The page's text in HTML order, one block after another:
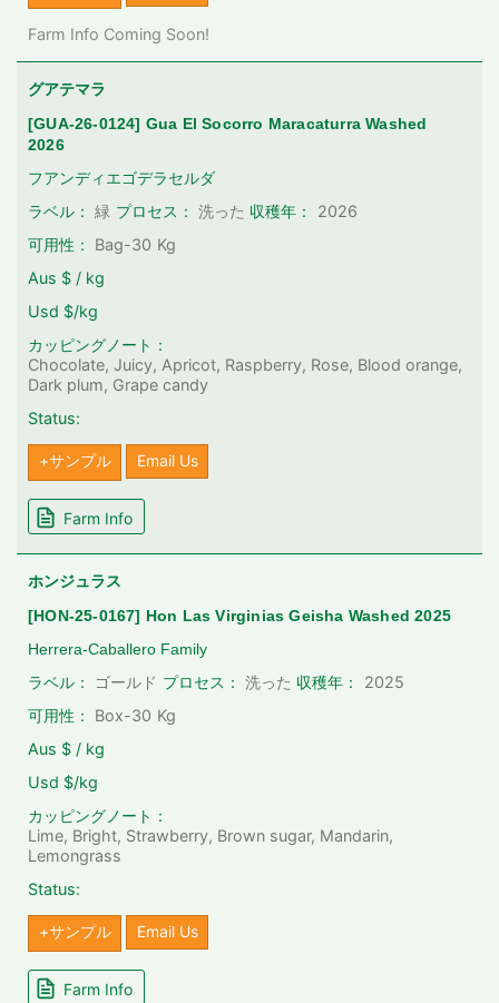
Farm Info Coming Soon!
グアテマラ
[GUA-26-0124] Gua El Socorro Maracaturra Washed
2026
フアンディエゴデラセルダ
ラベル：
緑 プロセス： 洗った 収穫年：
2026
可用性：
Bag-30 Kg
Aus $ / kg
Usd $/kg
カッピングノート：
Chocolate, Juicy, Apricot, Raspberry, Rose, Blood orange,
Dark plum, Grape candy
Status:
+サンプル Email Us
Farm Info
ホンジュラス
[HON-25-0167] Hon Las Virginias Geisha Washed 2025
Herrera-Caballero Family
ラベル：
ゴールド プロセス： 洗った 収穫年：
2025
可用性：
Box-30 Kg
Aus $ / kg
Usd $/kg
カッピングノート：
Lime, Bright, Strawberry, Brown sugar, Mandarin,
Lemongrass
Status:
+サンプル Email Us
Farm Info